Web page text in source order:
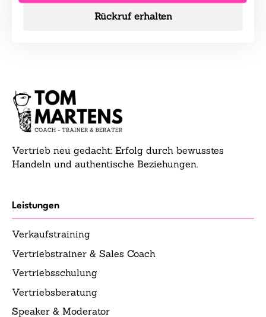
Rückruf erhalten
Vertrieb neu gedacht: Erfolg durch bewusstes
Handeln und authentische Beziehungen.
Leistungen
Verkaufstraining
Vertriebstrainer & Sales Coach
Vertriebsschulung
Vertriebsberatung
Speaker & Moderator